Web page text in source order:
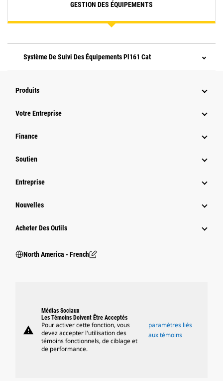
GESTION DES ÉQUIPEMENTS
Système De Suivi Des Équipements Pl161 Cat
Produits
Votre Entreprise
Finance
Soutien
Entreprise
Nouvelles
Acheter Des Outils
North America - French
warning
Médias Sociaux
Les Témoins Doivent Être Acceptés
Pour activer cette fonction, vous
devez accepter l'utilisation des
témoins fonctionnels, de ciblage et
de performance.
paramètres liés
aux témoins